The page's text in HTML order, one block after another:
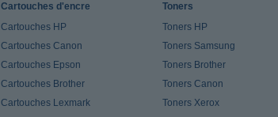
Cartouches d'encre
Cartouches HP
Cartouches Canon
Cartouches Epson
Cartouches Brother
Cartouches Lexmark
Toners
Toners HP
Toners Samsung
Toners Brother
Toners Canon
Toners Xerox